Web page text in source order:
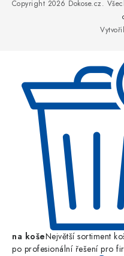
Copyright 2026 Dokose.cz.
na košeNejvětší sortiment
po profesionální řešení pro